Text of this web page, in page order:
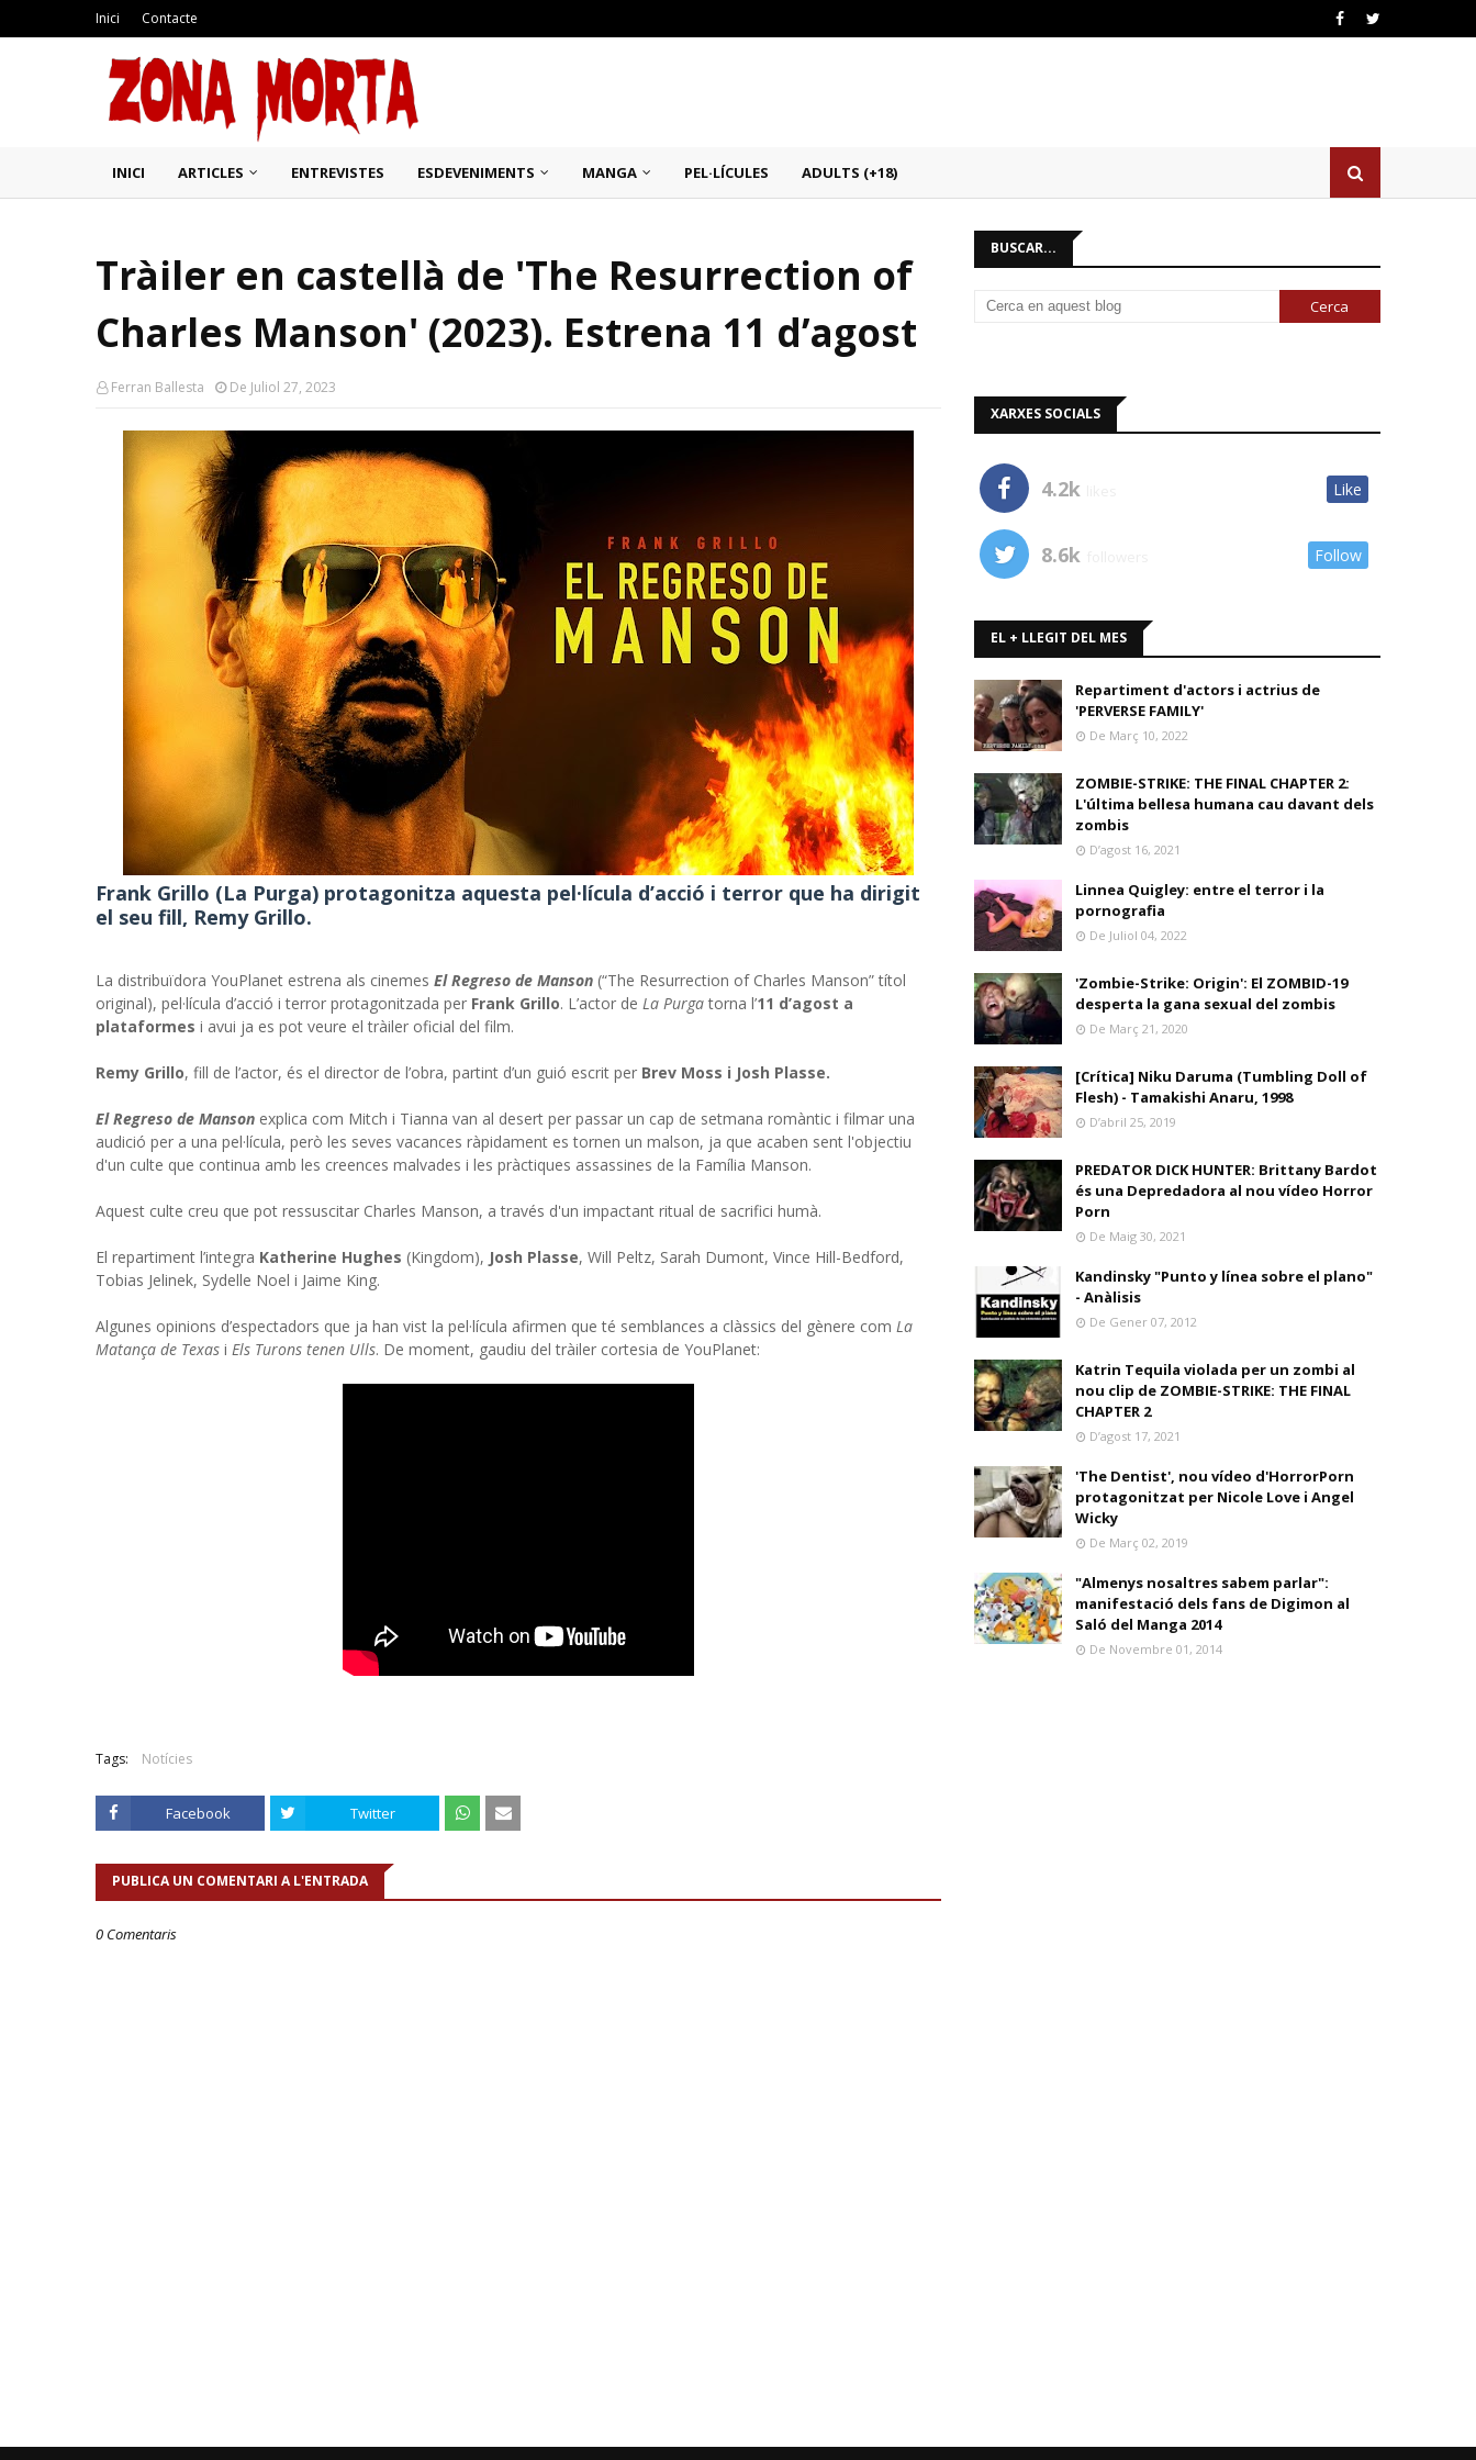
Inici Contacte
INICI ARTICLES ENTREVISTES ESDEVENIMENTS MANGA PEL·LÍCULES ADULTS (+18)
Tràiler en castellà de 'The Resurrection of
Charles Manson' (2023). Estrena 11 d’agost
Ferran Ballesta De Juliol 27, 2023
Frank Grillo (La Purga) protagonitza aquesta pel·lícula d’acció i terror que ha dirigit
el seu fill, Remy Grillo.
La distribuïdora YouPlanet estrena als cinemes El Regreso de Manson (“The Resurrection of Charles Manson” títol
original), pel·lícula d’acció i terror protagonitzada per Frank Grillo. L’actor de La Purgatorna l’11 d’agost a
plataformes i avui ja es pot veure el tràiler oficial del film.
Remy Grillo, fill de l’actor, és el director de l’obra, partint d’un guió escrit per Brev Moss i Josh Plasse.
El Regreso de Manson explica com Mitch i Tianna van al desert per passar un cap de setmana romàntic i filmar una
audició per a una pel·lícula, però les seves vacances ràpidament es tornen un malson, ja que acaben sent l'objectiu
d'un culte que continua amb les creences malvades i les pràctiques assassines de la Família Manson.
Aquest culte creu que pot ressuscitar Charles Manson, a través d'un impactant ritual de sacrifici humà.
El repartiment l’integra Katherine Hughes (Kingdom), Josh Plasse, Will Peltz, Sarah Dumont, Vince Hill-Bedford,
Tobias Jelinek, Sydelle Noel i Jaime King.
Algunes opinions d’espectadors que ja han vist la pel·lícula afirmen que té semblances a clàssics del gènere com La
Matança de Texas i Els Turons tenen Ulls. De moment, gaudiu del tràiler cortesia de YouPlanet:
Tags: Notícies
Facebook Twitter
PUBLICA UN COMENTARI A L'ENTRADA
0 Comentaris
BUSCAR...
XARXES SOCIALS
4.2k Like
8.6k Follow
EL + LLEGIT DEL MES
Repartiment d'actors i actrius de
'PERVERSE FAMILY'
De Març 10, 2022
ZOMBIE-STRIKE: THE FINAL CHAPTER 2:
L'última bellesa humana cau davant dels
zombis
D’agost 16, 2021
Linnea Quigley: entre el terror i la
pornografia
De Juliol 04, 2022
'Zombie-Strike: Origin': El ZOMBID-19
desperta la gana sexual del zombis
De Març 21, 2020
[Crítica] Niku Daruma (Tumbling Doll of
Flesh) - Tamakishi Anaru, 1998
D’abril 25, 2019
PREDATOR DICK HUNTER: Brittany Bardot
és una Depredadora al nou vídeo Horror
Porn
De Maig 30, 2021
Kandinsky "Punto y línea sobre el plano"
- Anàlisis
De Gener 07, 2012
Katrin Tequila violada per un zombi al
nou clip de ZOMBIE-STRIKE: THE FINAL
CHAPTER 2
D’agost 17, 2021
'The Dentist', nou vídeo d'HorrorPorn
protagonitzat per Nicole Love i Angel
Wicky
De Març 02, 2019
"Almenys nosaltres sabem parlar":
manifestació dels fans de Digimon al
Saló del Manga 2014
De Novembre 01, 2014